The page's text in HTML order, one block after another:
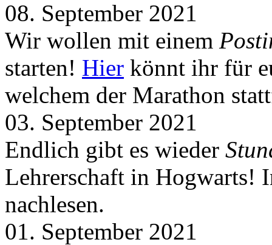
08. September 2021
Wir wollen mit einem
starten! Hier könnt ihr für
welchem der Marathon
03. September 2021
Endlich gibt es wieder
Lehrerschaft in Hogwarts!
nachlesen.
01. September 2021